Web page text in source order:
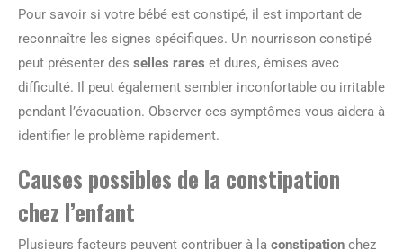
Pour savoir si votre bébé est constipé, il est important de
reconnaître les signes spécifiques. Un nourrisson constipé
peut présenter des selles rares et dures, émises avec
difficulté. Il peut également sembler inconfortable ou irritable
pendant l’évacuation. Observer ces symptômes vous aidera à
identifier le problème rapidement.
Causes possibles de la constipation
chez l’enfant
Plusieurs facteurs peuvent contribuer à la constipation chez